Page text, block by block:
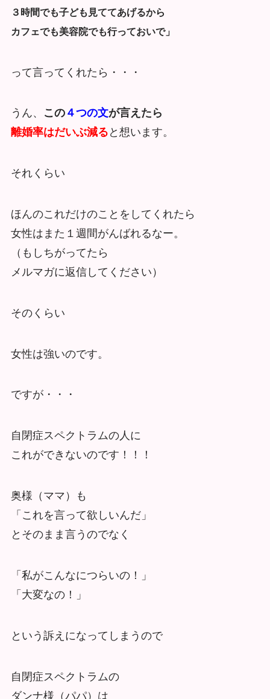
３時間でも子ども見ててあげるから
カフェでも美容院でも行っておいで」
って言ってくれたら・・・
うん、 この４つの文が言えたら
離婚率はだいぶ減る と想います。
それくらい
ほんのこれだけのことをしてくれたら
女性はまた１週間がんばれるなー。
（もしちがってたら
メルマガに返信してください）
そのくらい
女性は強いのです。
ですが・・・
自閉症スペクトラムの人に
これができないのです！！！
奥様（ママ）も
「これを言って欲しいんだ」
とそのまま言うのでなく
「私がこんなにつらいの！」
「大変なの！」
という訴えになってしまうので
自閉症スペクトラムの
ダンナ様（パパ）は